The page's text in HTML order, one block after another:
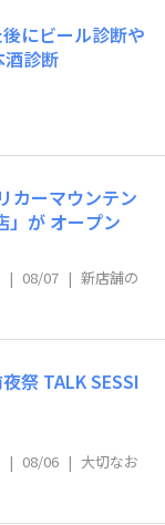
にビール診断や
酒診断​
カーマウンテン
」が オープン
| 08/07 | 新店舗の
祭 TALK SESSI
| 08/06 | 大切なお